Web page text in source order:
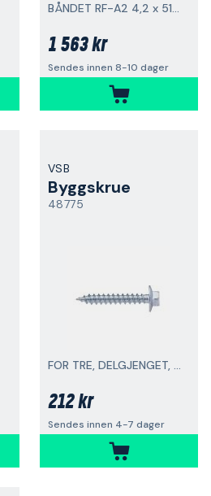
BÅNDET RF-A2 4,2 x 51 CE 14592 1000-pakning
1 563 kr
Sendes innen 8-10 dager
VSB
Byggskrue
48775
FOR TRE, DELGJENGET, FZB
212 kr
Sendes innen 4-7 dager